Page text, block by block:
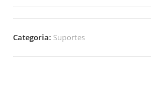
Categoria: Suportes